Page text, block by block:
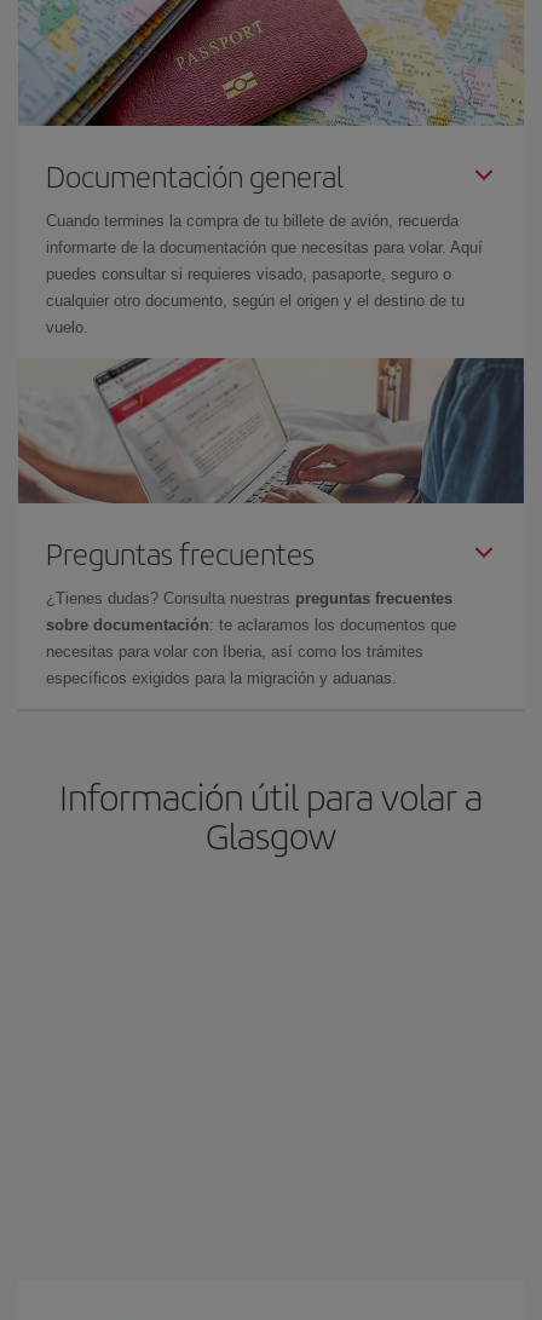
Documentación general
Cuando termines la compra de tu billete de avión, recuerda
informarte de la documentación que necesitas para volar. Aquí
puedes consultar si requieres visado, pasaporte, seguro o
cualquier otro documento, según el origen y el destino de tu
vuelo.
Preguntas frecuentes
¿Tienes dudas? Consulta nuestras preguntas frecuentes
sobre documentación: te aclaramos los documentos que
necesitas para volar con Iberia, así como los trámites
específicos exigidos para la migración y aduanas.
Información útil para volar a
Glasgow